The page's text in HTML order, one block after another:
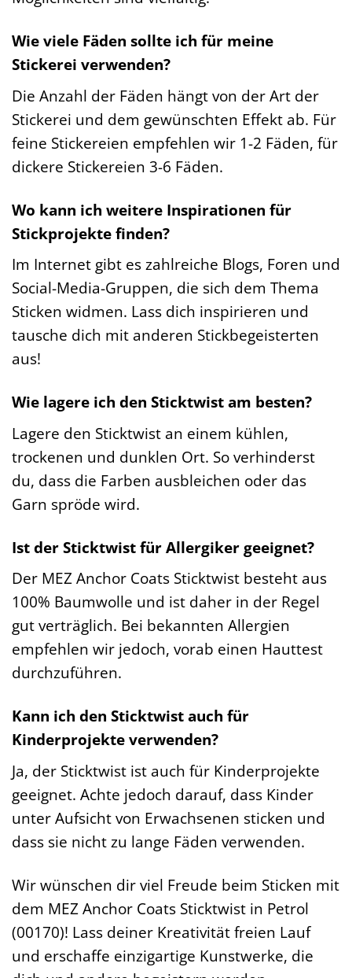
Wie viele Fäden sollte ich für meine
Stickerei verwenden?
Die Anzahl der Fäden hängt von der Art der
Stickerei und dem gewünschten Effekt ab. Für
feine Stickereien empfehlen wir 1-2 Fäden, für
dickere Stickereien 3-6 Fäden.
Wo kann ich weitere Inspirationen für
Stickprojekte finden?
Im Internet gibt es zahlreiche Blogs, Foren und
Social-Media-Gruppen, die sich dem Thema
Sticken widmen. Lass dich inspirieren und
tausche dich mit anderen Stickbegeisterten
aus!
Wie lagere ich den Sticktwist am besten?
Lagere den Sticktwist an einem kühlen,
trockenen und dunklen Ort. So verhinderst
du, dass die Farben ausbleichen oder das
Garn spröde wird.
Ist der Sticktwist für Allergiker geeignet?
Der MEZ Anchor Coats Sticktwist besteht aus
100% Baumwolle und ist daher in der Regel
gut verträglich. Bei bekannten Allergien
empfehlen wir jedoch, vorab einen Hauttest
durchzuführen.
Kann ich den Sticktwist auch für
Kinderprojekte verwenden?
Ja, der Sticktwist ist auch für Kinderprojekte
geeignet. Achte jedoch darauf, dass Kinder
unter Aufsicht von Erwachsenen sticken und
dass sie nicht zu lange Fäden verwenden.
Wir wünschen dir viel Freude beim Sticken mit
dem MEZ Anchor Coats Sticktwist in Petrol
(00170)! Lass deiner Kreativität freien Lauf
und erschaffe einzigartige Kunstwerke, die